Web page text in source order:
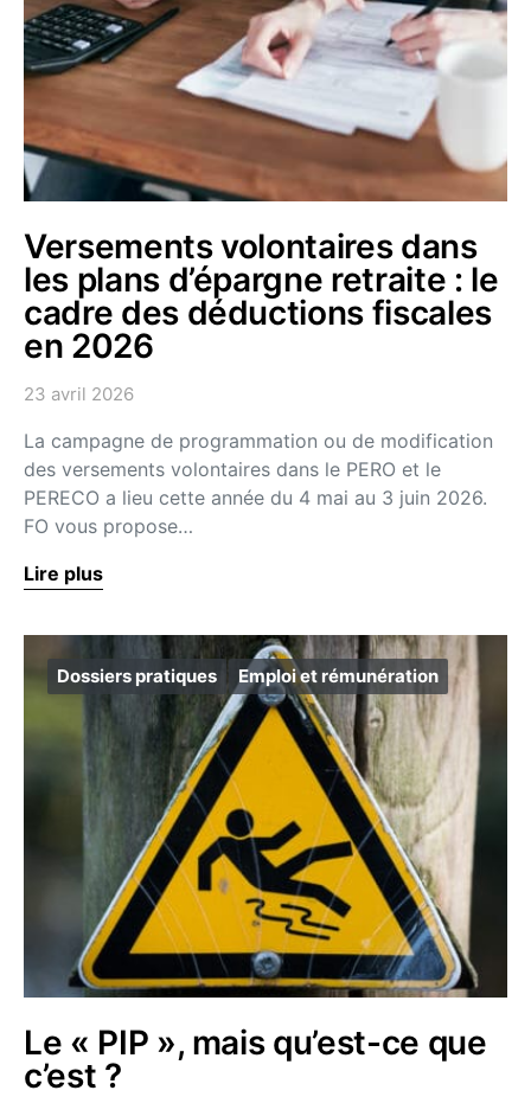
Versements volontaires dans
les plans d’épargne retraite : le
cadre des déductions fiscales
en 2026
23 avril 2026
La campagne de programmation ou de modification
des versements volontaires dans le PERO et le
PERECO a lieu cette année du 4 mai au 3 juin 2026.
FO vous propose…
Lire plus
Dossiers pratiques Emploi et rémunération
Le « PIP », mais qu’est-ce que
c’est ?